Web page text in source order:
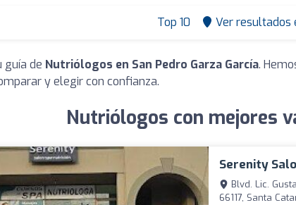
Top 10 Ver resultados
guía de Nutriólogos en San Pedro Garza García.
y elegir con confianza.
Nutriólogos con mejores
Serenity
Blvd. Lic.
66117, Santa